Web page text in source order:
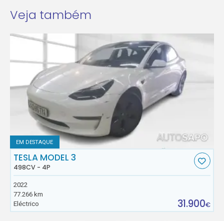
Veja também
EM DESTAQUE
TESLA MODEL 3
498CV - 4P
2022
77.266 km
Eléctrico
31.900€